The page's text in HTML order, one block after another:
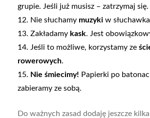
grupie. Jeśli już musisz – zatrzymaj się.
12. Nie słuchamymuzykiw
13. Zakładamy kask. Jest
14. Jeśli to możliwe, korzystamy ze
rowerowych.
15. Nie śmiecimy! Papierki po
zabieramy ze sobą.
Do ważnych zasad dodaję jeszcze